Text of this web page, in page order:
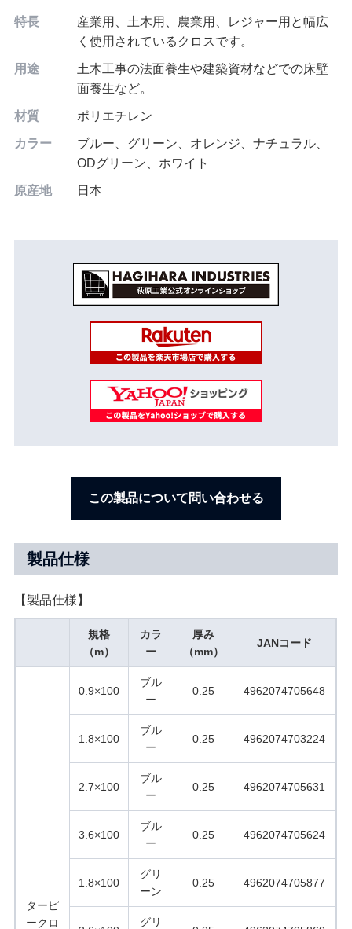
特長
産業用、土木用、農業用、レジャー用と幅広
く使用されているクロスです。
用途
土木工事の法面養生や建築資材などでの床壁
面養生など。
材質 ポリエチレン
カラー
ブルー、グリーン、オレンジ、ナチュラル、
ODグリーン、ホワイト
原産地 日本
この製品について問い合わせる
製品仕様
【製品仕様】
規格
（m）
カラ
ー
厚み
（mm）
JANコード
ターピ
ークロ
0.9×100
ブル
ー
0.25 4962074705648
1.8×100
ブル
ー
0.25 4962074703224
2.7×100
ブル
ー
0.25 4962074705631
3.6×100
ブル
ー
0.25 4962074705624
1.8×100
グリ
ーン
0.25 4962074705877
グリ